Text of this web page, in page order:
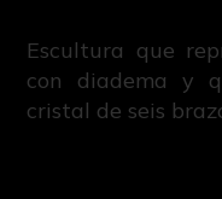
Escultura que
con diadema y
cristal de seis